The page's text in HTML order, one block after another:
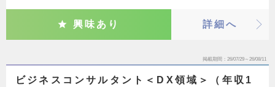
興味あり 詳細へ
掲載期間 26/07/29～26/08/11
ビジネスコンサルタント＜DX領域＞（年収1